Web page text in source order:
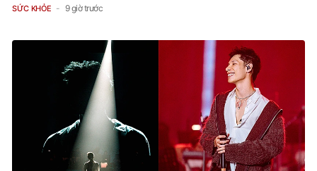
SỨC KHỎE 9 giờ trước